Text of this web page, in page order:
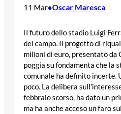
11 Mar•Oscar Maresca
Il futuro dello stadio Luigi
del campo. Il progetto di
milioni di euro, presentato da
poggia su fondamenta che la
comunale ha definito incerte.
poco. La delibera
febbraio scorso, ha dato un
ma ha anche acceso un faro